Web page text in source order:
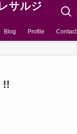
サルジ
Blog Profile Contact
!!